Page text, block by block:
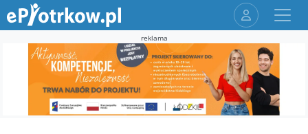
reklama